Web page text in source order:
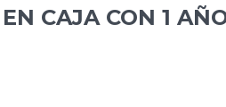
CAJA CON 1